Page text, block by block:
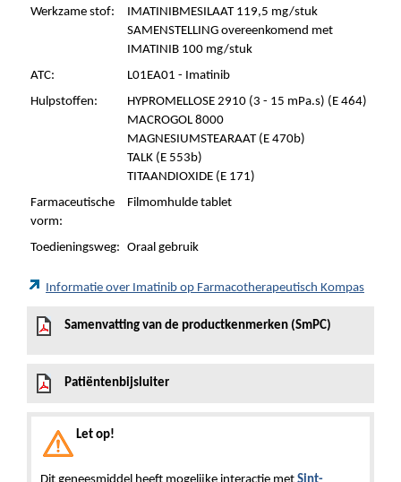
Werkzame stof:
IMATINIBMESILAAT 119,5 mg/stuk
SAMENSTELLING overeenkomend met
IMATINIB 100 mg/stuk
ATC:
L01EA01 - Imatinib
Hulpstoffen:
HYPROMELLOSE 2910 (3 - 15 mPa.s) (E 464)
MACROGOL 8000
MAGNESIUMSTEARAAT (E 470b)
TALK (E 553b)
TITAANDIOXIDE (E 171)
Farmaceutische
vorm:
Filmomhulde tablet
Toedieningsweg: Oraal gebruik
Informatie over Imatinib op Farmacotherapeutisch Kompas
Samenvatting van de productkenmerken (SmPC)
Patiëntenbijsluiter
Let op!